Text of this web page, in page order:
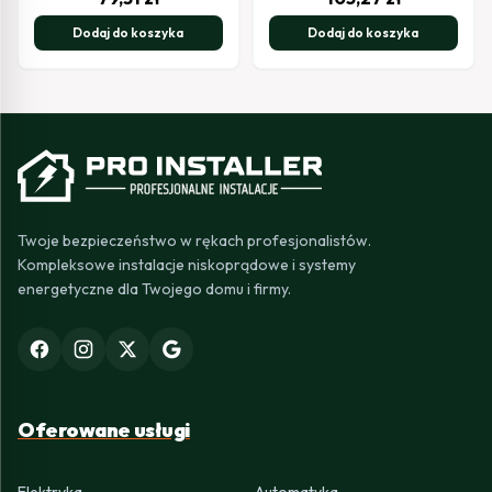
Dodaj do koszyka Dodaj do koszyka
Twoje bezpieczeństwo w rękach profesjonalistów.
Kompleksowe instalacje niskoprądowe i systemy
energetyczne dla Twojego domu i firmy.
Oferowane usługi